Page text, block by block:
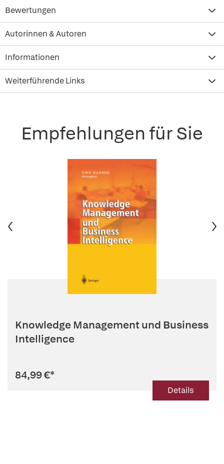
Bewertungen
Autorinnen & Autoren
Informationen
Weiterführende Links
Empfehlungen für Sie
Knowledge Management und Business
Intelligence
84,99 €*
Details